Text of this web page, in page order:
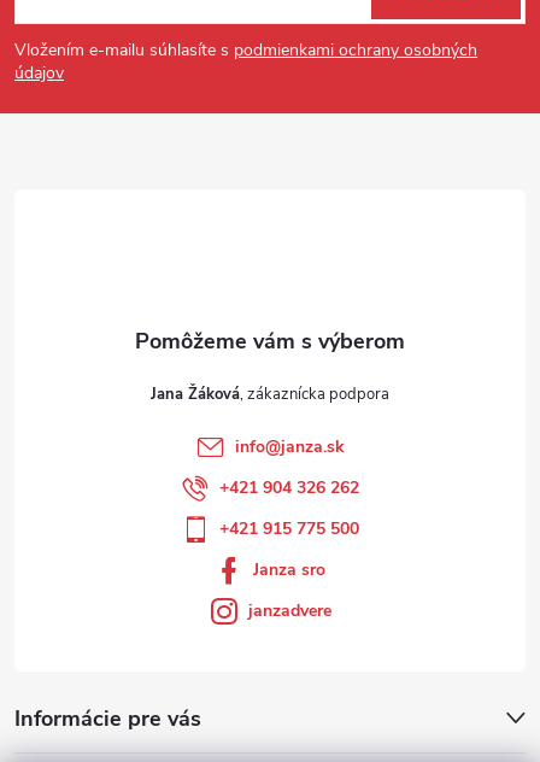
Vložením e-mailu súhlasíte s podmienkami ochrany osobných
údajov
Informácie pre vás
Jana Žáková
info@janza.sk
+421 904 326 262
+421 915 775 500
Janza sro
janzadvere